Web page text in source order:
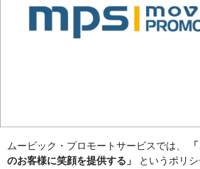
ムービック・プロモートサービスでは、
のお客様に笑顔を提供する」
というポリ